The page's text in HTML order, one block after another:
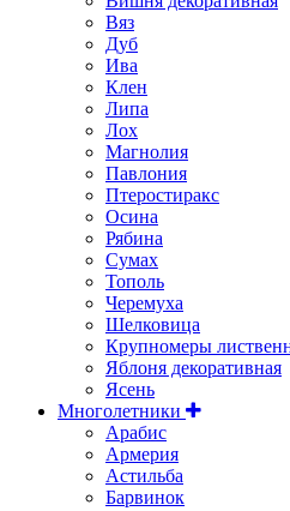
Вяз
Дуб
Ива
Клен
Липа
Лох
Магнолия
Павлония
Птеростиракс
Осина
Рябина
Сумах
Тополь
Черемуха
Шелковица
Крупномеры
Яблоня декоративная
Ясень
Многолетники
Арабис
Армерия
Астильбa
Барвинок